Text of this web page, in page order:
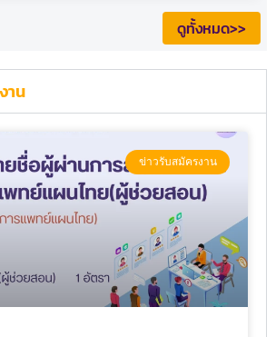
ดูทั้งหมด>>
าน
ข่าวรับสมัครงาน